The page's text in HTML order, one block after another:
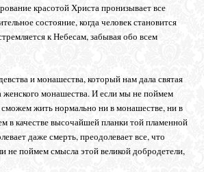
красотой Христа пронизывает все
состояние, когда человек становится
к Небесам, забывая обо всем
и монашества, который нам дала святая
женского монашества. И если мы не поймем
сможем жить нормально ни в монашестве, ни в
в качестве высочайшей планки той пламенной
даже смерть, преодолевает все, что
не поймем смысла этой великой добродетели,